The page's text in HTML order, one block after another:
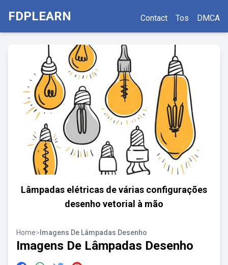
FDPLEARN Contact Tos DMCA
Lâmpadas elétricas de várias configurações
desenho vetorial à mão
Home> Imagens De Lâmpadas Desenho
Imagens De Lâmpadas Desenho